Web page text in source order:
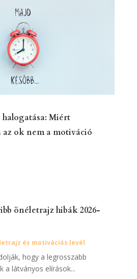
halogatása: Miért
ok nem a motiváció
önéletrajz hibák 2026-
és motivációs levél
hogy a legrosszabb
a látványos elírások...